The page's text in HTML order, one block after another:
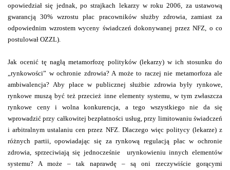
opowiedział się jednak, po strajkach lekarzy w roku 2006, za ustawową
gwarancją 30% wzrostu płac pracowników służby zdrowia, zamiast za
odpowiednim wzrostem wyceny świadczeń dokonywanej przez NFZ, o co
postulował OZZL).
Jak ocenić tę nagłą metamorfozę polityków (lekarzy) w ich stosunku do
„rynkowości” w ochronie zdrowia? A może to raczej nie metamorfoza ale
ambiwalencja? Aby płace w publicznej służbie zdrowia były rynkowe,
rynkowe muszą być też przecież inne elementy systemu, w tym zwłaszcza
rynkowe ceny i wolna konkurencja, a tego wszystkiego nie da się
wprowadzić przy całkowitej bezpłatności usług, przy limitowaniu świadczeń
i arbitralnym ustalaniu cen przez NFZ. Dlaczego więc politycy (lekarze) z
różnych partii, opowiadając się za rynkową regulacją płac w ochronie
zdrowia, sprzeciwiają się jednocześnie
urynkowieniu innych elementów
systemu? A może – tak naprawdę – są oni rzeczywiście gorącymi